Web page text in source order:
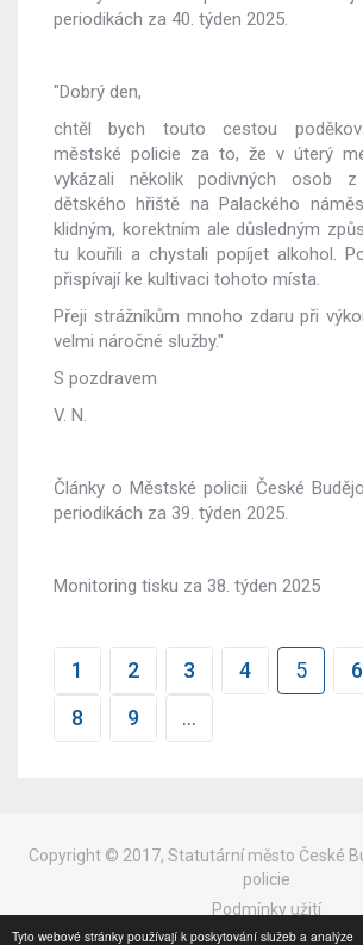
Tyto webové stránky používají k poskytování služeb a analýze
periodikách za 40. týden 2025.
"Dobrý den,
chtěl bych touto cestou
městské policie za to, že v úterý
vykázali několik podivných osob z
dětského hřiště na Palackého
klidným, korektním ale důsledným
tu kouřili a chystali popíjet alkohol.
přispívají ke kultivaci tohoto místa.
Přeji strážníkům mnoho zdaru při
velmi náročné služby."
S pozdravem
V. N.
Články o Městské policii České
periodikách za 39. týden 2025.
Monitoring tisku za 38. týden 2025
Stránky
1 2 3 4 5 6
8
9 …
Copyright © 2017, Statutární město České
policie
Podmínky užití
Mapa stránek